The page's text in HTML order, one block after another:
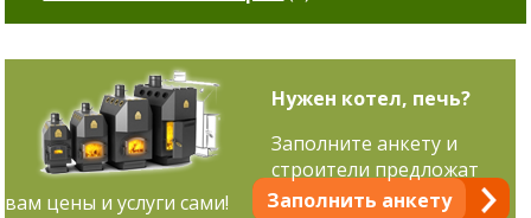
Нужен котел, печь?
Заполнить анкету
Заполните анкету и
строители предложат
вам цены и услуги сами!